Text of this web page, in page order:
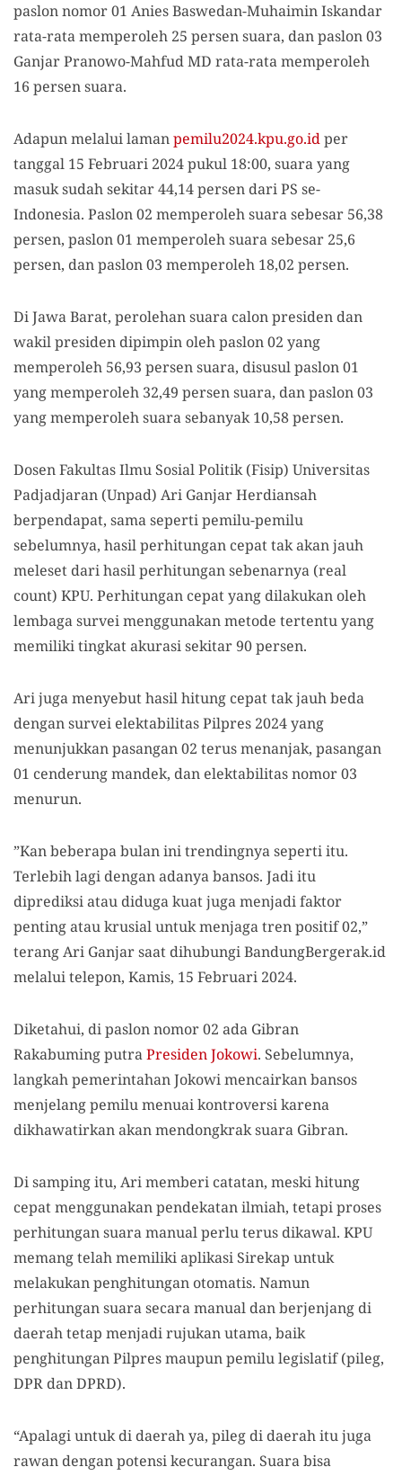
paslon nomor 01 Anies Baswedan-Muhaimin Iskandar
rata-rata memperoleh 25 persen suara, dan paslon 03
Ganjar Pranowo-Mahfud MD rata-rata memperoleh
16 persen suara.
Adapun melalui lamanpemilu2024.kpu.go.idper
tanggal 15 Februari 2024 pukul 18:00, suara yang
masuk sudah sekitar 44,14 persen dari PS se-
Indonesia. Paslon 02 memperoleh suara sebesar 56,38
persen, paslon 01 memperoleh suara sebesar 25,6
persen, dan paslon 03 memperoleh 18,02 persen.
Di Jawa Barat, perolehan suara calon presiden dan
wakil presiden dipimpin oleh paslon 02 yang
memperoleh 56,93 persen suara, disusul paslon 01
yang memperoleh 32,49 persen suara, dan paslon 03
yang memperoleh suara sebanyak 10,58 persen.
Dosen Fakultas Ilmu Sosial Politik (Fisip) Universitas
Padjadjaran (Unpad) Ari Ganjar Herdiansah
berpendapat, sama seperti pemilu-pemilu
sebelumnya, hasil perhitungan cepat tak akan jauh
meleset dari hasil perhitungan sebenarnya (real
count) KPU. Perhitungan cepat yang dilakukan oleh
lembaga survei menggunakan metode tertentu yang
memiliki tingkat akurasi sekitar 90 persen.
Ari juga menyebut hasil hitung cepat tak jauh beda
dengan survei elektabilitas Pilpres 2024 yang
menunjukkan pasangan 02 terus menanjak, pasangan
01 cenderung mandek, dan elektabilitas nomor 03
menurun.
”Kan beberapa bulan ini trendingnya seperti itu.
Terlebih lagi dengan adanya bansos. Jadi itu
diprediksi atau diduga kuat juga menjadi faktor
penting atau krusial untuk menjaga tren positif 02,”
terang Ari Ganjar saat dihubungi BandungBergerak.id
melalui telepon, Kamis, 15 Februari 2024.
Diketahui, di paslon nomor 02 ada Gibran
Rakabuming putraPresiden Jokowi. Sebelumnya,
langkah pemerintahan Jokowi mencairkan bansos
menjelang pemilu menuai kontroversi karena
dikhawatirkan akan mendongkrak suara Gibran.
Di samping itu, Ari memberi catatan, meski hitung
cepat menggunakan pendekatan ilmiah, tetapi proses
perhitungan suara manual perlu terus dikawal. KPU
memang telah memiliki aplikasi Sirekap untuk
melakukan penghitungan otomatis. Namun
perhitungan suara secara manual dan berjenjang di
daerah tetap menjadi rujukan utama, baik
penghitungan Pilpres maupun pemilu legislatif (pileg,
DPR dan DPRD).
“Apalagi untuk di daerah ya, pileg di daerah itu juga
rawan dengan potensi kecurangan. Suara bisa